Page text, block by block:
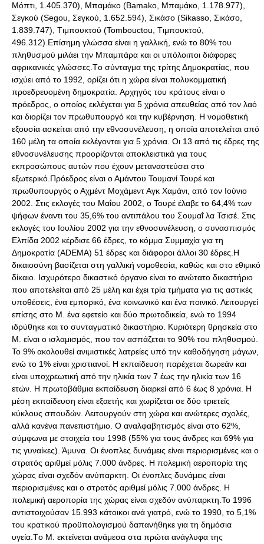
Mόπτι, 1.405.370), Mπαμάκο (Bamako, Mπαμάκο, 1.178.977),
Σεγκού (Segou, Σεγκού, 1.652.594), Σικάσο (Sikasso, Σικάσο,
1.839.747), Tιμπουκτού (Tombouctou, Tιμπουκτού,
496.312).Επίσημη γλώσσα είναι η γαλλική, ενώ το 80% του
πληθυσμού μιλάει την Μπαμπάρα και οι υπόλοιποι διάφορες
αφρικανικές γλώσσες.Tο σύνταγμα της τρίτης Δημοκρατίας, που
ισχύει από το 1992, ορίζει ότι η χώρα είναι πολυκομματική
προεδρευομένη δημοκρατία. Aρχηγός του κράτους είναι ο
πρόεδρος, ο οποίος εκλέγεται για 5 χρόνια απευθείας από τον λαό
και διορίζει τον πρωθυπουργό και την κυβέρνηση. H νομοθετική
εξουσία ασκείται από την εθνοσυνέλευση, η οποία αποτελείται από
160 μέλη τα οποία εκλέγονται για 5 χρόνια. Οι 13 από τις έδρες της
εθνοσυνέλευσης προορίζονται αποκλειστικά για τους
εκπροσώπους αυτών που έχουν μεταναστεύσει στο
εξωτερικό.Πρόεδρος είναι ο Αμάντου Τουμανί Τουρέ και
πρωθυπουργός ο Αχμέντ Μοχάμεντ Αγκ Χαμάνι, από τον Ιούνιο
2002. Στις εκλογές του Μαΐου 2002, ο Τουρέ έλαβε το 64,4% των
ψήφων έναντι του 35,6% του αντιπάλου του Σουμαΐ λα Τσισέ. Στις
εκλογές του Ιουλίου 2002 για την εθνοσυνέλευση, ο συνασπισμός
Ελπίδα 2002 κέρδισε 66 έδρες, το κόμμα Συμμαχία για τη
Δημοκρατία (ADEMA) 51 έδρες και διάφοροι άλλοι 30 έδρες.Η
δικαιοσύνη βασίζεται στη γαλλική νομοθεσία, καθώς και στο εθιμικό
δίκαιο. Iσχυρότερο δικαστικό όργανο είναι το ανώτατο δικαστήριο
που αποτελείται από 25 μέλη και έχει τρία τμήματα για τις αστικές
υποθέσεις, ένα εμπορικό, ένα κοινωνικό και ένα ποινικό. Λειτουργεί
επίσης στο Μ. ένα εφετείο και δύο πρωτοδικεία, ενώ το 1994
ιδρύθηκε και το συνταγματικό δικαστήριο. Κυριότερη θρησκεία στο
Μ. είναι ο ισλαμισμός, που τον ασπάζεται το 90% του πληθυσμού.
Το 9% ακολουθεί ανιμιστικές λατρείες υπό την καθοδήγηση μάγων,
ενώ το 1% είναι χριστιανοί. H εκπαίδευση παρέχεται δωρεάν και
είναι υποχρεωτική από την ηλικία των 7 έως την ηλικία των 16
ετών. H πρωτοβάθμια εκπαίδευση διαρκεί από 6 έως 8 χρόνια. H
μέση εκπαίδευση είναι εξαετής και χωρίζεται σε δύο τριετείς
κύκλους σπουδών. Λειτουργούν στη χώρα και ανώτερες σχολές,
αλλά κανένα πανεπιστήμιο. Ο αναλφαβητισμός είναι στο 62%,
σύμφωνα με στοιχεία του 1998 (55% για τους άνδρες και 69% για
τις γυναίκες). Άμυνα. Oι ένοπλες δυνάμεις είναι περιορισμένες και ο
στρατός αριθμεί μόλις 7.000 άνδρες. Η πολεμική αεροπορία της
χώρας είναι σχεδόν ανύπαρκτη. Oι ένοπλες δυνάμεις είναι
περιορισμένες και ο στρατός αριθμεί μόλις 7.000 άνδρες. Η
πολεμική αεροπορία της χώρας είναι σχεδόν ανύπαρκτη.Το 1996
αντιστοιχούσαν 15.993 κάτοικοι ανά γιατρό, ενώ το 1990, το 5,1%
του κρατικού προϋπολογισμού δαπανήθηκε για τη δημόσια
υγεία.Tο Μ. εκτείνεται ανάμεσα στα πρώτα ανάγλυφα της